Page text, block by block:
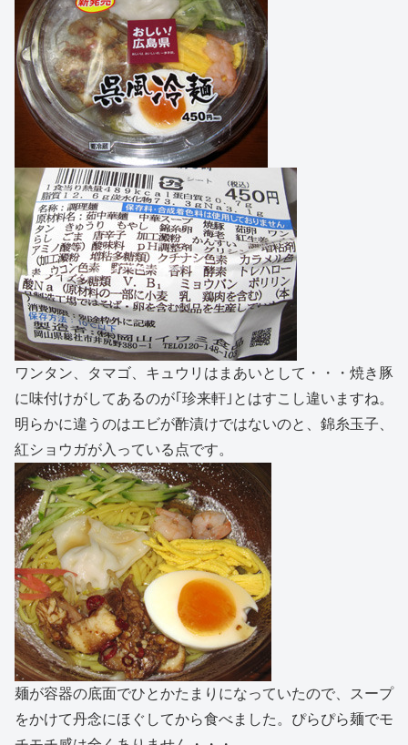
ワンタン、タマゴ、キュウリはまあいとして・・・焼き豚
に味付けがしてあるのが｢珍来軒｣とはすこし違いますね。
明らかに違うのはエビが酢漬けではないのと、錦糸玉子、
紅ショウガが入っている点です。
麺が容器の底面でひとかたまりになっていたので、スープ
をかけて丹念にほぐしてから食べました。ぴらぴら麺でモ